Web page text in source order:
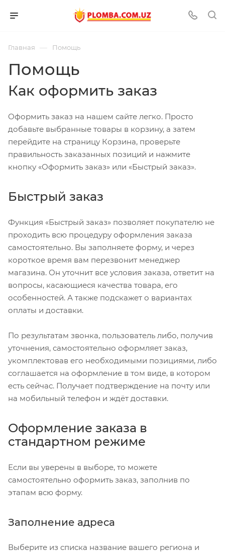
Главная — Помощь
Помощь
Как оформить заказ
Оформить заказ на нашем сайте легко. Просто
добавьте выбранные товары в корзину, а затем
перейдите на страницу Корзина, проверьте
правильность заказанных позиций и нажмите
кнопку «Оформить заказ» или «Быстрый заказ».
Быстрый заказ
Функция «Быстрый заказ» позволяет покупателю не
проходить всю процедуру оформления заказа
самостоятельно. Вы заполняете форму, и через
короткое время вам перезвонит менеджер
магазина. Он уточнит все условия заказа, ответит на
вопросы, касающиеся качества товара, его
особенностей. А также подскажет о вариантах
оплаты и доставки.
По результатам звонка, пользователь либо, получив
уточнения, самостоятельно оформляет заказ,
укомплектовав его необходимыми позициями, либо
соглашается на оформление в том виде, в котором
есть сейчас. Получает подтверждение на почту или
на мобильный телефон и ждёт доставки.
Оформление заказа в
стандартном режиме
Если вы уверены в выборе, то можете
самостоятельно оформить заказ, заполнив по
этапам всю форму.
Заполнение адреса
Выберите из списка название вашего региона и